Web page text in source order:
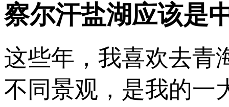
察尔汗盐湖应该是
这些年，我喜欢去青
不同景观，是我的一